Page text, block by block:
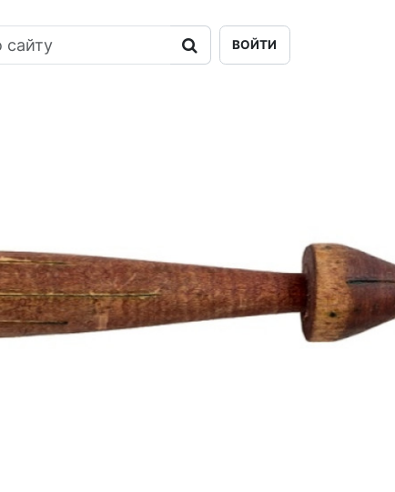
ВОЙТИ